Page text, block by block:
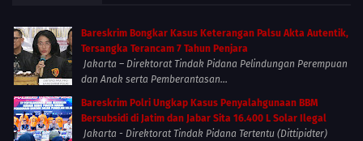
Bareskrim Bongkar Kasus Keterangan Palsu Akta Autentik,
Tersangka Terancam 7 Tahun Penjara
Jakarta – Direktorat Tindak Pidana Pelindungan Perempuan
dan Anak serta Pemberantasan...
Bareskrim Polri Ungkap Kasus Penyalahgunaan BBM
Bersubsidi di Jatim dan Jabar Sita 16.400 L Solar Ilegal
Jakarta - Direktorat Tindak Pidana Tertentu (Dittipidter)